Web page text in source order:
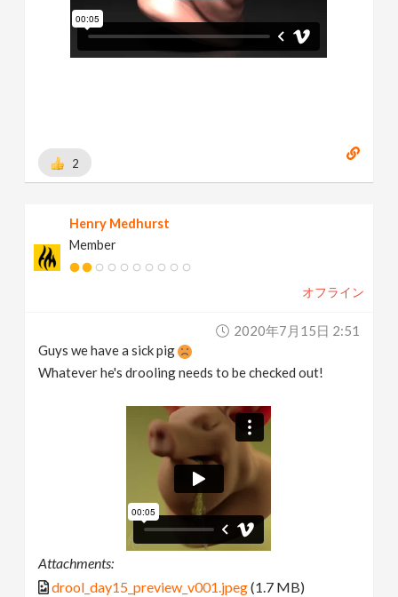
2
Henry Medhurst
Member
オフライン
2020年7月15日 2:51
Guys we have a sick pig
Whatever he's drooling needs to be checked out!
Attachments:
drool_day15_preview_v001.jpeg(1.7 MB)